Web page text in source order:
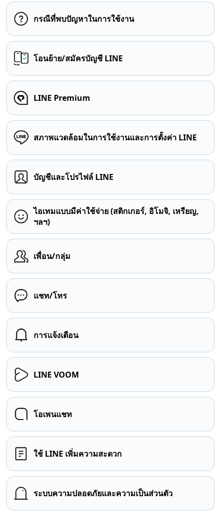
กรณีที่พบปัญหาในการใช้งาน
โอนย้าย/สมัครบัญชี LINE
LINE Premium
สภาพแวดล้อมในการใช้งานและการตั้งค่า LINE
บัญชีและโปรไฟล์ LINE
ไอเทมแบบมีค่าใช้จ่าย (สติกเกอร์, อิโมจิ, เหรียญ,
ฯลฯ)
เพื่อน/กลุ่ม
แชท/โทร
การแจ้งเตือน
LINE VOOM
โอเพนแชท
ใช้ LINE เพิ่มความสะดวก
ระบบความปลอดภัยและความเป็นส่วนตัว